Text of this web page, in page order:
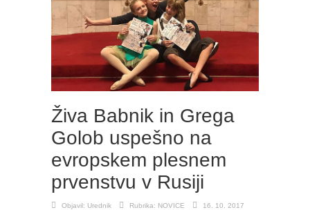
Živa Babnik in Grega
Golob uspešno na
evropskem plesnem
prvenstvu v Rusiji
Objavil: Urednik Rubrika: NOVICE 16. 10. 2017